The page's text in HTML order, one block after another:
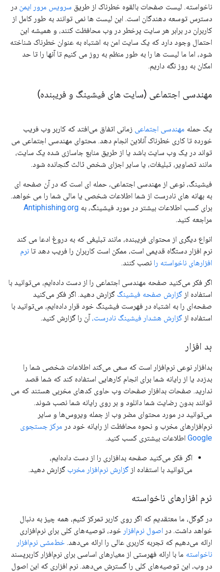
ناخواسته. لیست صفحات بالقوه خطرناک از طریق سرویس مرور ایمن در
دسترس توسعه دهندگان است. این لیست ها نمی توانند به طور کامل از
کاربران در برابر هر سایت پرخطر در وب محافظت کنند، و همیشه این
احتمال وجود دارد که یک سایت امن به اشتباه به عنوان خطرناک شناخته
شود، اما ما لیست ها را به طور منظم به روز می کنیم تا آنها را تا حد
امکان به روز نگه داریم.
مهندسی اجتماعی (سایت های فیشینگ و فریبنده)
یک حمله مهندسی اجتماعی زمانی اتفاق می‌افتد که کاربر وب فریب
خورده تا کاری خطرناک آنلاین انجام دهد. محتوای مهندسی اجتماعی می
تواند در یک وب سایت باشد یا از طریق منابع جاسازی شده یک سایت،
مانند تصاویر، تبلیغات، یا سایر اجزای شخص ثالث گنجانده شود.
فیشینگ، نوعی از مهندسی اجتماعی، حمله ای است که در آن صفحه ای
به بهانه های نادرست از شما اطلاعات شخصی یا مالی شما را می خواهد.
برای کسب اطلاعات بیشتر در مورد فیشینگ، به Antiphishing.org
مراجعه کنید.
انواع دیگری از محتوای فریبنده، مانند تبلیغی که به دروغ ادعا می کند
نرم افزار دستگاه قدیمی است، ممکن است کاربران را فریب دهد تا نرم
افزارهای ناخواسته را نصب کنند.
اگر فکر می‌کنید صفحه مهندسی اجتماعی را از دست داده‌ایم، می‌توانید با
استفاده از گزارش صفحه فیشینگ گزارش دهید. اگر فکر می‌کنید
صفحه‌ای را به اشتباه در فهرست فیشینگ خود قرار داده‌ایم، می‌توانید با
استفاده از گزارش هشدار فیشینگ نادرست، آن را گزارش کنید.
بد افزار
بدافزار نوعی نرم‌افزار است که سعی می‌کند اطلاعات شخصی شما را
بدزدد یا از رایانه شما برای انجام کارهایی استفاده کند که شما قصد
ندارید. صفحات بدافزار صفحات وب حاوی کدهای مخربی هستند که می
توانند بدون رضایت شما دانلود و بر روی رایانه شما نصب شوند.
می‌توانید در مورد محتوای مضر وب از جمله ویروس‌ها و سایر
نرم‌افزارهای مخرب و نحوه محافظت از رایانه خود در مرکز جستجوی
Google اطلاعات بیشتری کسب کنید.
اگر فکر می‌کنید صفحه بدافزاری را از دست داده‌ایم،
می‌توانید با استفاده از گزارش نرم‌افزار مخرب گزارش دهید.
نرم افزارهای ناخواسته
در گوگل، ما معتقدیم که اگر روی کاربر تمرکز کنیم، همه چیز به دنبال
خواهد داشت. در اصول نرم‌افزار خود، توصیه‌های کلی برای نرم‌افزاری
ارائه می‌دهیم که تجربه کاربری عالی را ارائه می‌دهد. خط‌مشی نرم‌افزار
ناخواسته ما با ارائه فهرستی از معیارهای اساسی برای نرم‌افزار کاربرپسند
در وب، این توصیه‌های کلی را گسترش می‌دهد. نرم افزاری که این اصول